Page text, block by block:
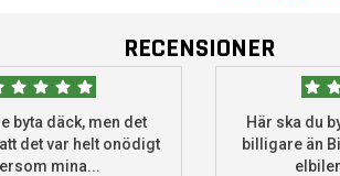
RECENSIONER
byta däck, men det
det var helt onödigt
mina...
Här ska du
billigare än